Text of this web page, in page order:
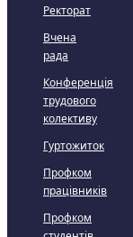
Ректорат
Вчена
рада
Конференція
трудового
колективу
Гуртожиток
Профком
працівників
Профком